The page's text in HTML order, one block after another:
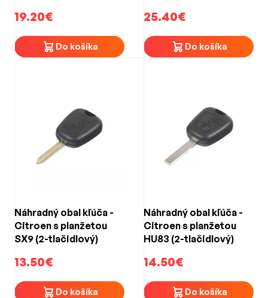
19.20€
Do košíka
25.40€
Do košíka
Náhradný obal kľúča -
Citroen s planžetou
SX9 (2-tlačidlový)
13.50€
Do košíka
Náhradný obal kľúča -
Citroen s planžetou
HU83 (2-tlačidlový)
14.50€
Do košíka